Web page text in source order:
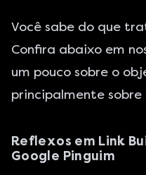
Você sabe do que
Confira abaixo em
um pouco sobre o
principalmente
Reflexos em Link
Google Pinguim